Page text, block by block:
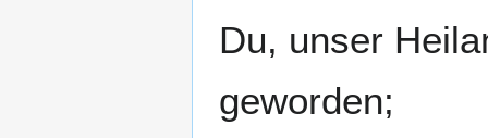
Du, unser
geworden;